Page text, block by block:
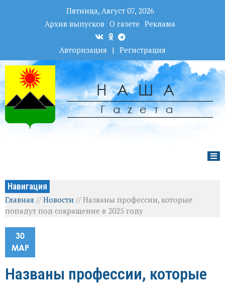
Пятница, Август 07, 2026
Архив выпусков О газете Реклама
Авторизация | Регистрация
НАША
Гаzета
Навигация
Главная //Новости //Названы профессии, которые
попадут под сокращение в 2025 году
30
МАР
Названы профессии, которые